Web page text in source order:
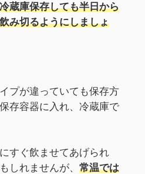
冷蔵庫保存しても半日から
み切るようにしましょ
プが違っていても保存方
存容器に入れ、冷蔵庫で
すぐ飲ませてあげられ
しれませんが、 常温では